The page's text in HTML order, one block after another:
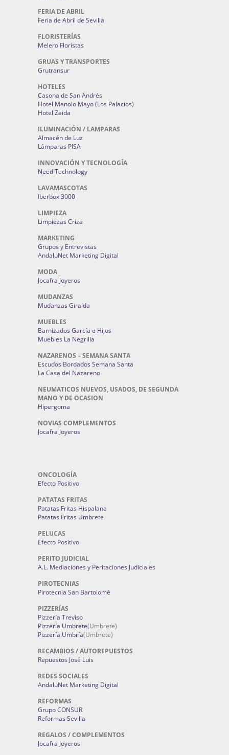
FERIA DE ABRIL
Feria de Abril de Sevilla
FLORISTERÍAS
Melero Floristas
GRUAS Y TRANSPORTES
Grutransur
HOTELES
Casona de San Andrés
Hotel Manolo Mayo (Los Palacios)
Hotel Zaida
ILUMINACIÓN / LAMPARAS
Almacén de Luz
Lámparas PISA
INNOVACIÓN Y TECNOLOGÍA
Need Technology
LAVAMASCOTAS
Iberbox 3000
LIMPIEZA
Limpiezas Criza
MARKETING
Grupos y Entrevistas
AndaluNet Marketing Digital
MODA
Jocafra Joyeros
MUDANZAS
Mudanzas Giralda
MUEBLES
Barnizados García e Hijos
Muebles La Negrilla
NAZARENOS – SEMANA SANTA
Escudos Bordados Semana Santa
La Casa del Nazareno
NEUMATICOS NUEVOS, USADOS, DE SEGUNDA
MANO Y DE OCASION
Hipergoma
NOVIAS COMPLEMENTOS
Jocafra Joyeros
ONCOLOGÍA
Efecto Positivo
PATATAS FRITAS
Patatas Fritas Hispalana
Patatas Fritas Umbrete
PELUCAS
Efecto Positivo
PERITO JUDICIAL
A.L. Mediaciones y Peritaciones Judiciales
PIROTECNIAS
Pirotecnia San Bartolomé
PIZZERÍAS
Pizzería Treviso
Pizzería Umbrete(Umbrete)
Pizzería Umbría(Umbrete)
RECAMBIOS / AUTOREPUESTOS
Repuestos José Luis
REDES SOCIALES
AndaluNet Marketing Digital
REFORMAS
Grupo CONSUR
Reformas Sevilla
REGALOS / COMPLEMENTOS
Jocafra Joyeros